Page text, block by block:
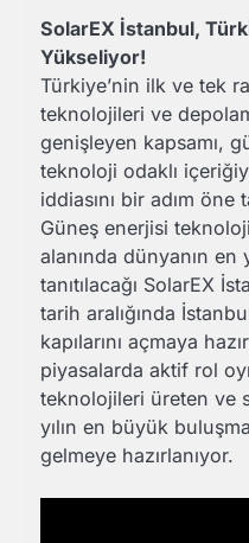
SolarEX İstanbul,
Yükseliyor!
Türkiye’nin ilk ve tek
teknolojileri ve
genişleyen kapsamı,
teknoloji odaklı
iddiasını bir adım öne
Güneş enerjisi
alanında dünyanın
tanıtılacağı SolarEX
tarih aralığında
kapılarını açmaya
piyasalarda aktif rol
teknolojileri üreten ve
yılın en büyük
gelmeye hazırlanıyor.